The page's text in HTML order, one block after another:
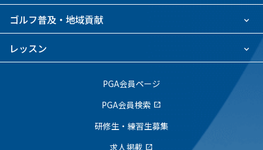
ゴルフ普及・地域貢献
レッスン
PGA会員ページ
PGA会員検索 open_in_new
研修生・練習生募集
求人掲載 open_in_new